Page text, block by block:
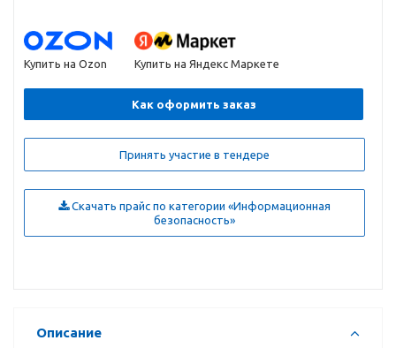
Купить на Ozon Купить на Яндекс Маркете
Как оформить заказ
Принять участие в тендере
Скачать прайс по категории «Информационная
безопасность»
Описание